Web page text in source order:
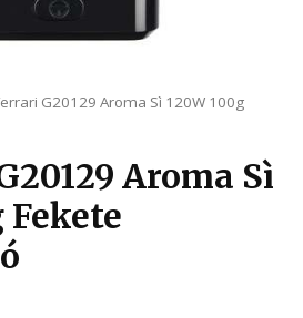
G20129 Aroma Sì 120W 100g
Aroma Sì
Fekete